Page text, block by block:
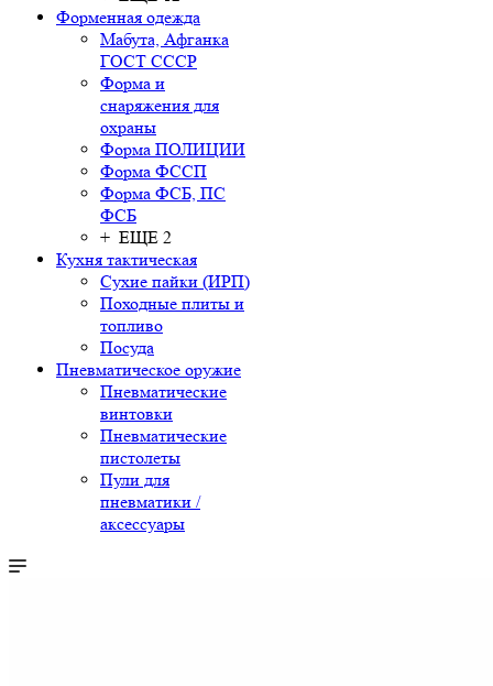
Форменная одежда
Мабута, Афганка
ГОСТ СССР
Форма и
снаряжения для
охраны
Форма ПОЛИЦИИ
Форма ФССП
Форма ФСБ, ПС
ФСБ
+ ЕЩЕ 2
Кухня тактическая
Сухие пайки (ИРП)
Походные плиты и
топливо
Посуда
Пневматическое оружие
Пневматические
винтовки
Пневматические
пистолеты
Пули для
пневматики /
аксессуары